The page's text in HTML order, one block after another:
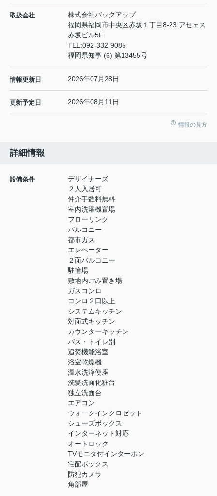
取扱会社
株式会社バックアップ
福岡県福岡市中央区赤坂１丁目8-23 アセェス
赤坂ビル5F
TEL:092-332-9085
福岡県知事 (6) 第13455号
情報更新日 2026年07月28日
更新予定日 2026年08月11日
情報の見方
詳細情報
設備条件
デザイナーズ
２人入居可
仲介手数料無料
室内洗濯機置場
フローリング
バルコニー
都市ガス
エレベーター
２面バルコニー
駐輪場
敷地内ごみ置き場
ガスコンロ
コンロ２口以上
システムキッチン
対面式キッチン
カウンターキッチン
バス・トイレ別
追焚機能浴室
浴室乾燥機
温水洗浄便座
洗髪洗面化粧台
独立洗面台
エアコン
ウォークインクロゼット
シューズボックス
インターネット対応
オートロック
TVモニタ付インターホン
宅配ボックス
防犯カメラ
角部屋